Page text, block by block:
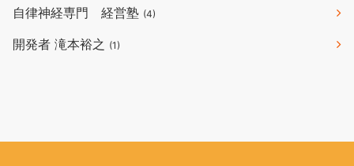
自律神経専門 経営塾 (4)
開発者 滝本裕之 (1)